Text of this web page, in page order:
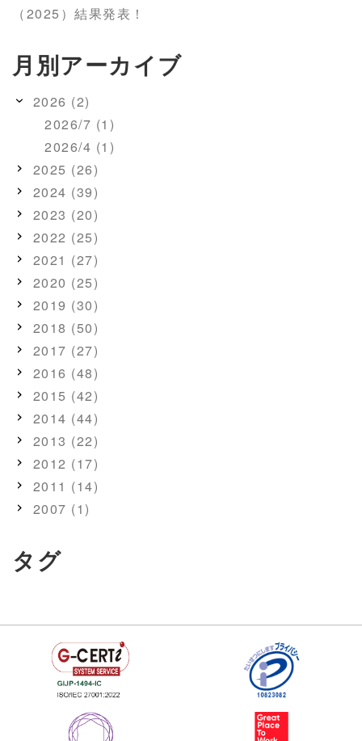
（2025）結果発表！
月別アーカイブ
2026 (2)
2026/7 (1)
2026/4 (1)
2025 (26)
2024 (39)
2023 (20)
2022 (25)
2021 (27)
2020 (25)
2019 (30)
2018 (50)
2017 (27)
2016 (48)
2015 (42)
2014 (44)
2013 (22)
2012 (17)
2011 (14)
2007 (1)
タグ